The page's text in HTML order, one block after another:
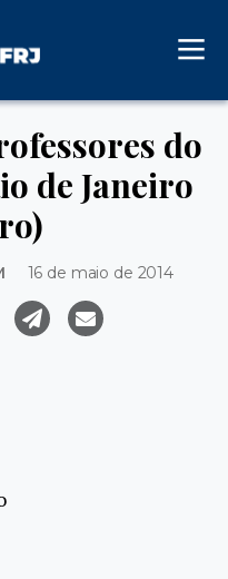
do
de Janeiro
16 de maio de 2014